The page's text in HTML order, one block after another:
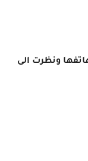
ونظرت الى